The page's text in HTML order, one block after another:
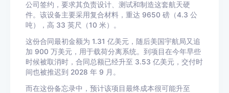
公司签约，要求其负责设计、测试和制造这套航天硬
件。该设备主要采用复合材料，重达 9650 磅（4.3 公
吨），高 33 英尺（10 米）。
这份合同最初金额为 1.31 亿美元，随后美国宇航局又追
加 900 万美元，用于载荷分离系统。到项目在今年早些
时候被取消时，合同总额已经升至 3.53 亿美元，交付时
间也被推迟到 2028 年 9 月。
而在这份备忘录中，预计该项目最终成本很可能升至